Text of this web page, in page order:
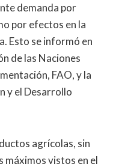
demanda por
por efectos en la
Esto se informó en
de las Naciones
FAO, y la
y el Desarrollo
agrícolas, sin
máximos vistos en el